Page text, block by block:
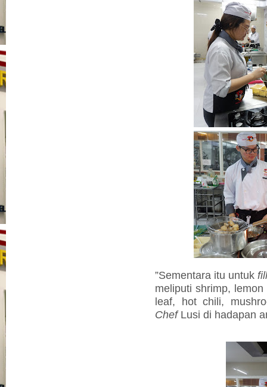
”Sementara itu untuk
meliputi shrimp,
leaf, hot chili,
ChefLusi di hadapan